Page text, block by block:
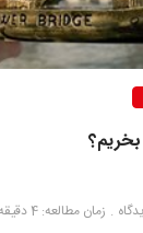
زمان مطالعه: 4 دقیقه